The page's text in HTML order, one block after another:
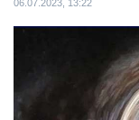
06.07.2023, 13:22